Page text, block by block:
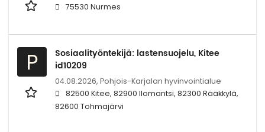
75530 Nurmes
P
Sosiaalityöntekijä: lastensuojelu, Kitee
id10209
04.08.2026, Pohjois-Karjalan hyvinvointialue
82500 Kitee, 82900 Ilomantsi, 82300 Rääkkylä,
82600 Tohmajärvi